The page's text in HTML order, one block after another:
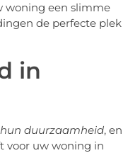
woning een slimme
de perfecte plek
in
duurzaamheid, en
voor uw woning in